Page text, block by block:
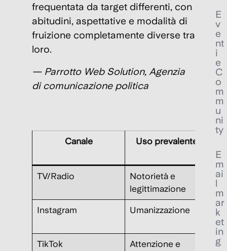
frequentata da target differenti, con
abitudini, aspettative e modalità di
fruizione completamente diverse tra
loro.
— Parrotto Web Solution, Agenzia
di comunicazione politica
Canale Uso prevalente
TV/Radio
Notorietà e
legittimazione
Instagram Umanizzazione
TikTok
Attenzione e
E
v
e
nt
i
e
C
o
m
m
u
ni
ty
E
m
ai
l
m
ar
k
et
in
g